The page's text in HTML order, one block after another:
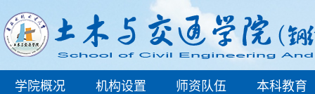
学院概况 机构设置 师资队伍 本科教育